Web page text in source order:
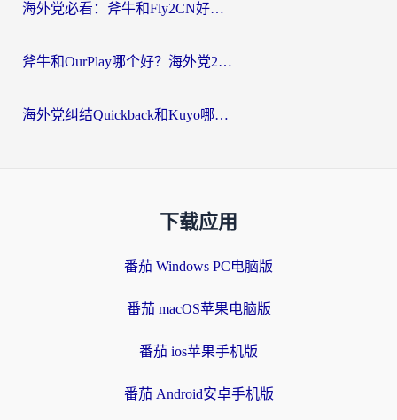
海外党必看：斧牛和Fly2CN好用吗？3招教你选对回国加速器（附免费试用攻略）
斧牛和OurPlay哪个好？海外党2026亲测：选对加速器，国内资源秒加载
海外党纠结Quickback和Kuyo哪个好？选对回国加速器才能无缝刷国内资源
下载应用
番茄 Windows PC电脑版
番茄 macOS苹果电脑版
番茄 ios苹果手机版
番茄 Android安卓手机版